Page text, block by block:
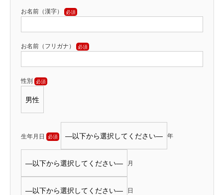
お名前（漢字）
お名前（フリガナ）
性別
生年月日 年
月
日